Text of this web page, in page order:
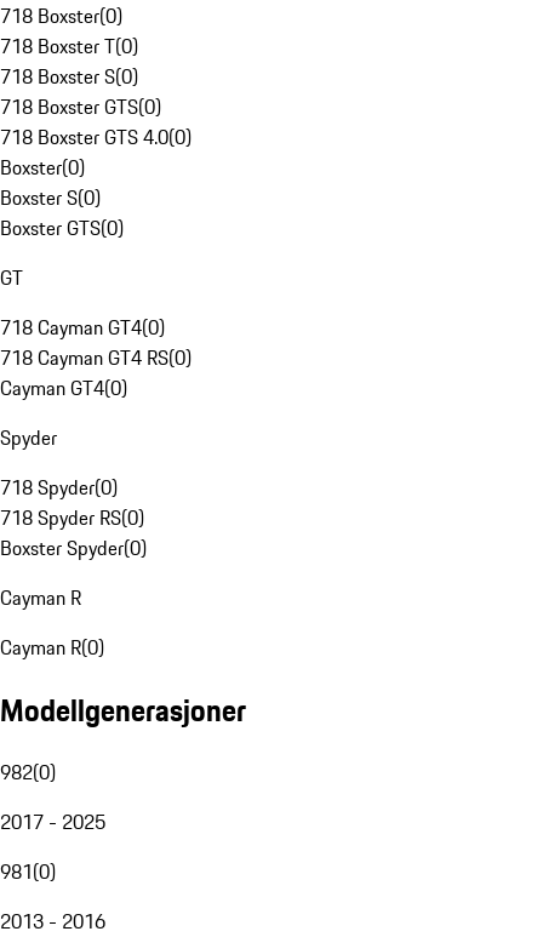
718 Boxster(0)
718 Boxster T(0)
718 Boxster S(0)
718 Boxster GTS(0)
718 Boxster GTS 4.0(0)
Boxster(0)
Boxster S(0)
Boxster GTS(0)
GT
718 Cayman GT4(0)
718 Cayman GT4 RS(0)
Cayman GT4(0)
Spyder
718 Spyder(0)
718 Spyder RS(0)
Boxster Spyder(0)
Cayman R
Cayman R(0)
Modellgenerasjoner
982(0)
2017 - 2025
981(0)
2013 - 2016